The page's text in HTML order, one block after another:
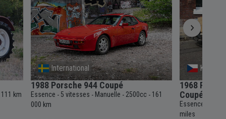
111 km
International
1988 Porsche 944 Coupé
Essence - 5 vitesses - Manuelle - 2500cc - 161
000 km
1968
Coupé
Essence
miles